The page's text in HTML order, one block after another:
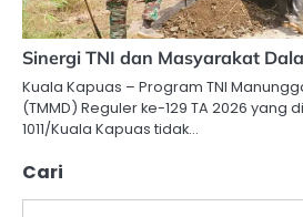
Sinergi TNI dan Masyarakat
Kuala Kapuas – Program TNI
(TMMD) Reguler ke-129 TA 2026 yang
1011/Kuala Kapuas tidak…
Cari